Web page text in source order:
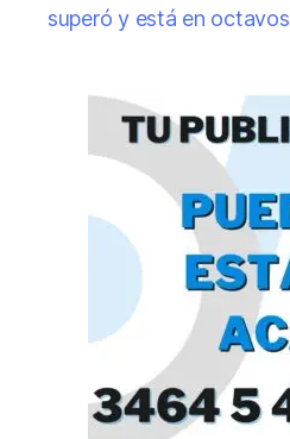
superó y está en octavos